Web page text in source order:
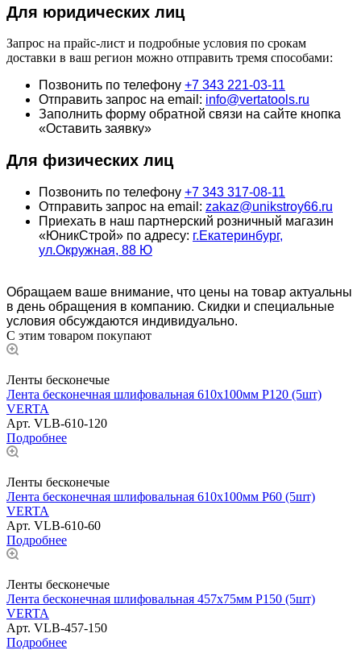
Для юридических лиц
Запрос на прайс-лист и подробные условия по срокам
доставки в ваш регион можно отправить тремя способами:
Позвонить по телефону +7 343 221-03-11
Отправить запрос на email: info@vertatools.ru
Заполнить форму обратной связи на сайте кнопка
«Оставить заявку»
Для физических лиц
Позвонить по телефону +7 343 317-08-11
Отправить запрос на email: zakaz@unikstroy66.ru
Приехать в наш партнерский розничный магазин
«ЮникСтрой» по адресу: г.Екатеринбург,
ул.Окружная, 88 Ю
Обращаем ваше внимание, что цены на товар актуальны
в день обращения в компанию. Скидки и специальные
условия обсуждаются индивидуально.
С этим товаром покупают
Ленты бесконечые
Лента бесконечная шлифовальная 610х100мм Р120 (5шт)
VERTA
Арт. VLB-610-120
Подробнее
Ленты бесконечые
Лента бесконечная шлифовальная 610х100мм Р60 (5шт)
VERTA
Арт. VLB-610-60
Подробнее
Ленты бесконечые
Лента бесконечная шлифовальная 457х75мм Р150 (5шт)
VERTA
Арт. VLB-457-150
Подробнее